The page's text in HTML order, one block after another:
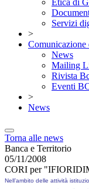
Etica di
Servizi
>
Comunicazione
News
Mailing
Rivista
Eventi
>
News
Torna alle news
Banca e Territorio
05/11/2008
CORI per
Nell’ambito delle attività